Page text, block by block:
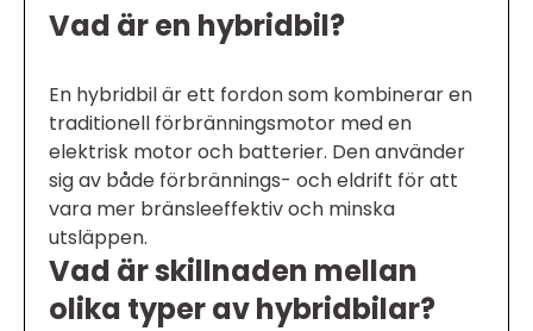
Vad är en hybridbil?
En hybridbil är ett fordon som kombinerar en
traditionell förbränningsmotor med en
elektrisk motor och batterier. Den använder
sig av både förbrännings- och eldrift för att
vara mer bränsleeffektiv och minska
utsläppen.
Vad är skillnaden mellan
olika typer av hybridbilar?